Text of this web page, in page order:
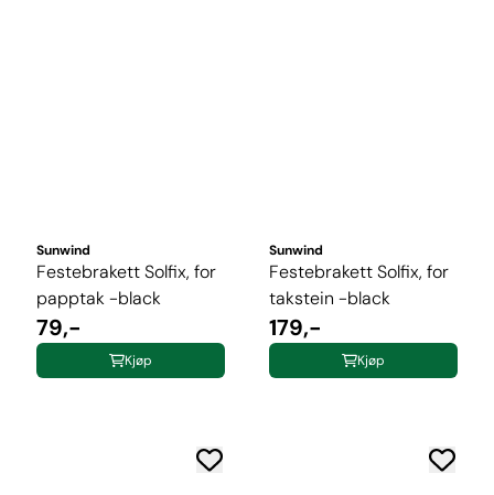
Sunwind
Festebrakett Solfix, for
papptak -black
79,-
Kjøp
Sunwind
Festebrakett Solfix, for
takstein -black
179,-
Kjøp